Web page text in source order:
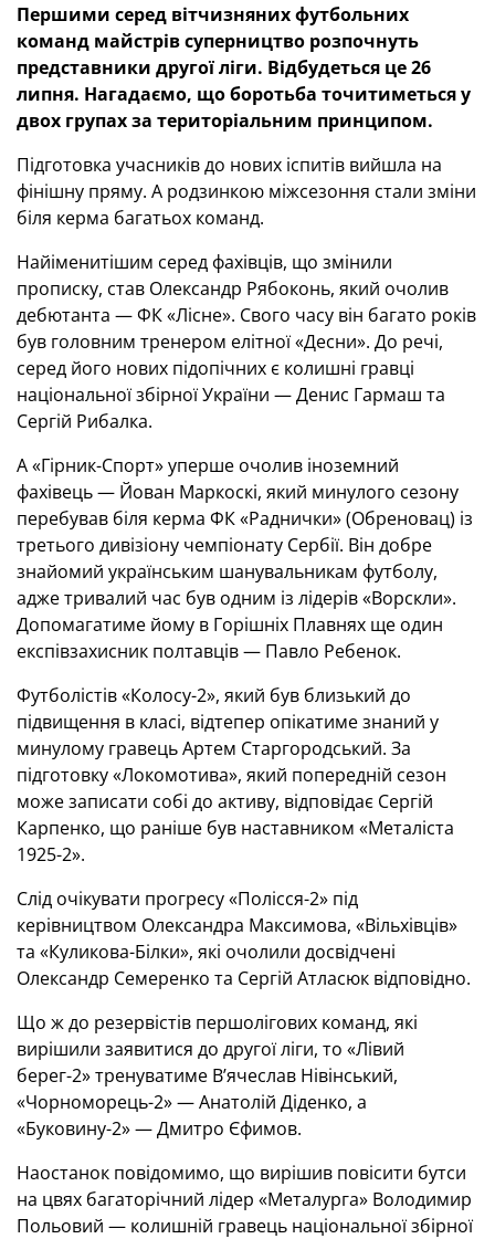
Першими серед вітчизняних футбольних
команд майстрів суперництво розпочнуть
представники другої ліги. Відбудеться це 26
липня. Нагадаємо, що боротьба точитиметься у
двох групах за територіальним принципом.
Підготовка учасників до нових іспитів вийшла на
фінішну пряму. А родзинкою міжсезоння стали зміни
біля керма багатьох команд.
Найіменитішим серед фахівців, що змінили
прописку, став Олександр Рябоконь, який очолив
дебютанта — ФК «Лісне». Свого часу він багато років
був головним тренером елітної «Десни». До речі,
серед його нових підопічних є колишні гравці
національної збірної України — Денис Гармаш та
Сергій Рибалка.
А «Гірник-Спорт» уперше очолив іноземний
фахівець — Йован Маркоскі, який минулого сезону
перебував біля керма ФК «Раднички» (Обреновац) із
третього дивізіону чемпіонату Сербії. Він добре
знайомий українським шанувальникам футболу,
адже тривалий час був одним із лідерів «Ворскли».
Допомагатиме йому в Горішніх Плавнях ще один
експівзахисник полтавців — Павло Ребенок.
Футболістів «Колосу-2», який був близький до
підвищення в класі, відтепер опікатиме знаний у
минулому гравець Артем Старгородський. За
підготовку «Локомотива», який попередній сезон
може записати собі до активу, відповідає Сергій
Карпенко, що раніше був наставником «Металіста
1925-2».
Слід очікувати прогресу «Полісся-2» під
керівництвом Олександра Максимова, «Вільхівців»
та «Куликова-Білки», які очолили досвідчені
Олександр Семеренко та Сергій Атласюк відповідно.
Що ж до резервістів першолігових команд, які
вирішили заявитися до другої ліги, то «Лівий
берег-2» тренуватиме В’ячеслав Нівінський,
«Чорноморець-2» — Анатолій Діденко, а
«Буковину-2» — Дмитро Єфимов.
Наостанок повідомимо, що вирішив повісити бутси
на цвях багаторічний лідер «Металурга» Володимир
Польовий — колишній гравець національної збірної